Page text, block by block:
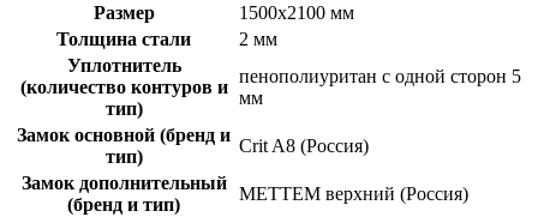
Размер
1500х2100 мм
Толщина стали
2 мм
Уплотнитель
(количество контуров и
тип)
пенополиуритан с одной сторон 5
мм
Замок основной (бренд и
тип)
Crit A8 (Россия)
Замок дополнительный
(бренд и тип)
МЕТТЕМ верхний (Россия)